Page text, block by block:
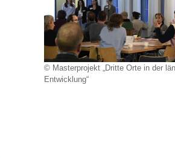
© Masterprojekt „Dritte Orte in der
Entwicklung“